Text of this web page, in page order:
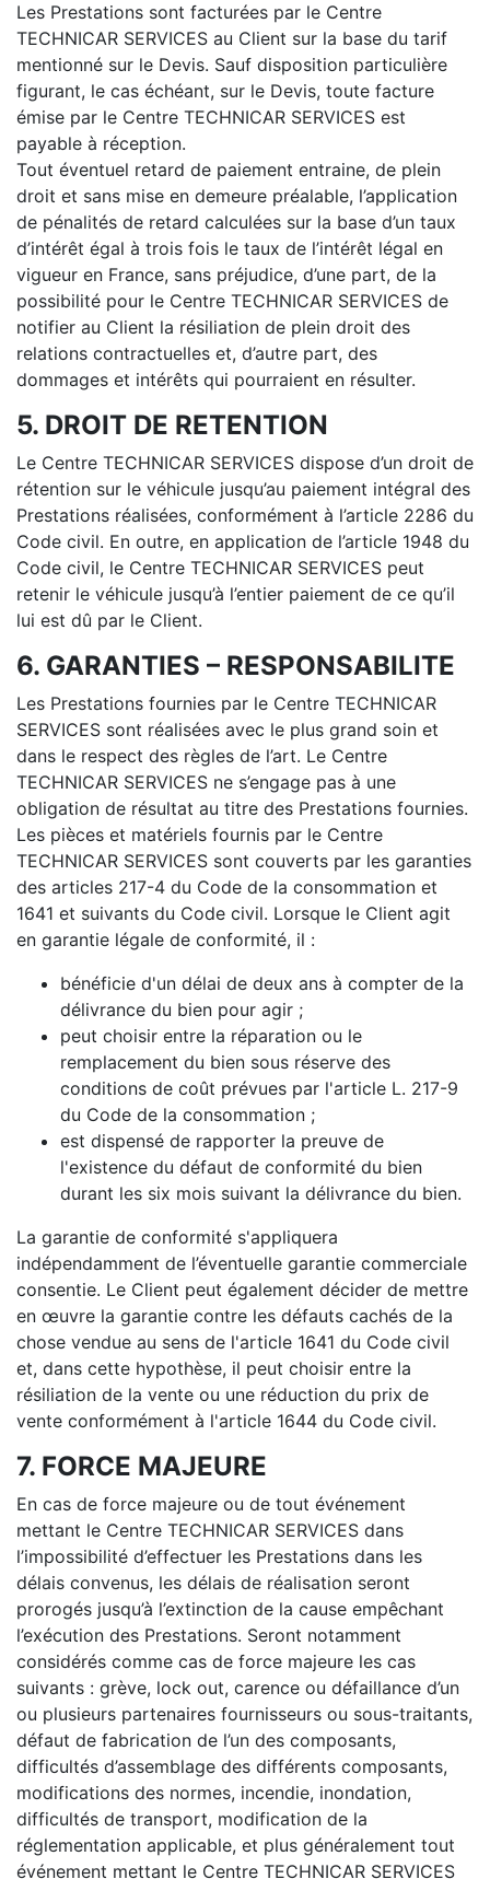
Les Prestations sont facturées par le Centre
TECHNICAR SERVICES au Client sur la base du tarif
mentionné sur le Devis. Sauf disposition particulière
figurant, le cas échéant, sur le Devis, toute facture
émise par le Centre TECHNICAR SERVICES est
payable à réception.
Tout éventuel retard de paiement entraine, de plein
droit et sans mise en demeure préalable, l’application
de pénalités de retard calculées sur la base d’un taux
d’intérêt égal à trois fois le taux de l’intérêt légal en
vigueur en France, sans préjudice, d’une part, de la
possibilité pour le Centre TECHNICAR SERVICES de
notifier au Client la résiliation de plein droit des
relations contractuelles et, d’autre part, des
dommages et intérêts qui pourraient en résulter.
5. DROIT DE RETENTION
Le Centre TECHNICAR SERVICES dispose d’un droit de
rétention sur le véhicule jusqu’au paiement intégral des
Prestations réalisées, conformément à l’article 2286 du
Code civil. En outre, en application de l’article 1948 du
Code civil, le Centre TECHNICAR SERVICES peut
retenir le véhicule jusqu’à l’entier paiement de ce qu’il
lui est dû par le Client.
6. GARANTIES – RESPONSABILITE
Les Prestations fournies par le Centre TECHNICAR
SERVICES sont réalisées avec le plus grand soin et
dans le respect des règles de l’art. Le Centre
TECHNICAR SERVICES ne s’engage pas à une
obligation de résultat au titre des Prestations fournies.
Les pièces et matériels fournis par le Centre
TECHNICAR SERVICES sont couverts par les garanties
des articles 217-4 du Code de la consommation et
1641 et suivants du Code civil. Lorsque le Client agit
en garantie légale de conformité, il :
bénéficie d'un délai de deux ans à compter de la
délivrance du bien pour agir ;
peut choisir entre la réparation ou le
remplacement du bien sous réserve des
conditions de coût prévues par l'article L. 217-9
du Code de la consommation ;
est dispensé de rapporter la preuve de
l'existence du défaut de conformité du bien
durant les six mois suivant la délivrance du bien.
La garantie de conformité s'appliquera
indépendamment de l’éventuelle garantie commerciale
consentie. Le Client peut également décider de mettre
en œuvre la garantie contre les défauts cachés de la
chose vendue au sens de l'article 1641 du Code civil
et, dans cette hypothèse, il peut choisir entre la
résiliation de la vente ou une réduction du prix de
vente conformément à l'article 1644 du Code civil.
7. FORCE MAJEURE
En cas de force majeure ou de tout événement
mettant le Centre TECHNICAR SERVICES dans
l’impossibilité d’effectuer les Prestations dans les
délais convenus, les délais de réalisation seront
prorogés jusqu’à l’extinction de la cause empêchant
l’exécution des Prestations. Seront notamment
considérés comme cas de force majeure les cas
suivants : grève, lock out, carence ou défaillance d’un
ou plusieurs partenaires fournisseurs ou sous-traitants,
défaut de fabrication de l’un des composants,
difficultés d’assemblage des différents composants,
modifications des normes, incendie, inondation,
difficultés de transport, modification de la
réglementation applicable, et plus généralement tout
événement mettant le Centre TECHNICAR SERVICES